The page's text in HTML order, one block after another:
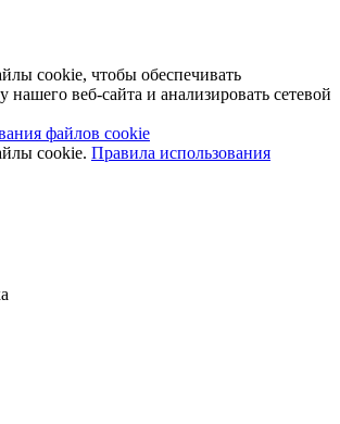
cookie, чтобы обеспечивать
нашего веб-сайта и анализировать сетевой
файлов cookie
cookie. Правила использования